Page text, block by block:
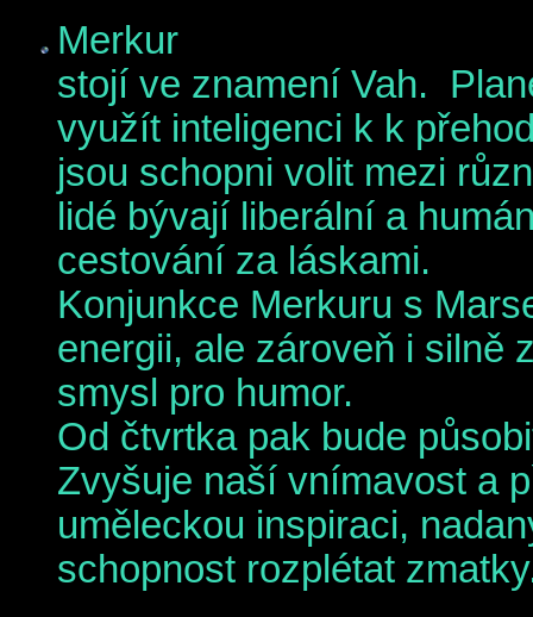
Merkur
stojí ve znamení Vah.
využít inteligenci k k
jsou schopni volit mezi
lidé bývají liberální a
cestování za láskami.
Konjunkce Merkuru s
energii, ale zároveň i silně
smysl pro humor.
Od čtvrtka pak bude
Zvyšuje naší vnímavost a
uměleckou inspiraci,
schopnost rozplétat